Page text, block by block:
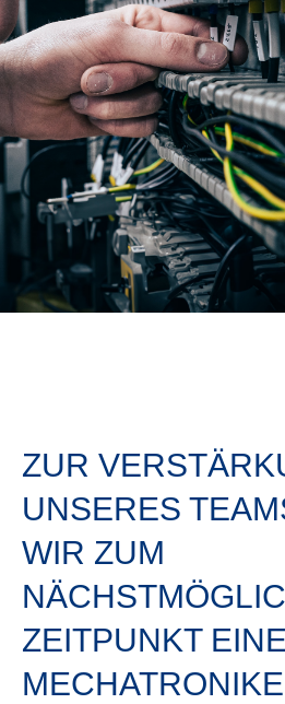
ZUR
UNSERES
WIR ZUM
ZEITPUNKT